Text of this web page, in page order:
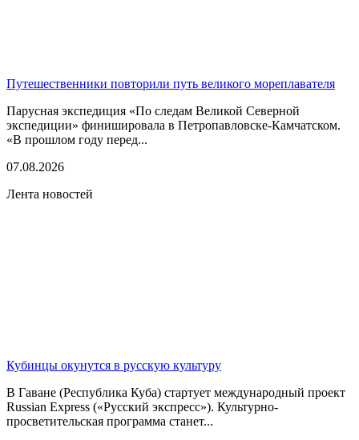
Путешественники повторили путь великого мореплавателя
Парусная экспедиция «По следам Великой Северной
экспедиции» финишировала в Петропавловске-Камчатском.
«В прошлом году перед...
07.08.2026
Лента новостей
Кубинцы окунутся в русскую культуру
В Гаване (Республика Куба) стартует международный проект
Russian Express («Русский экспресс»). Культурно-
просветительская программа станет...